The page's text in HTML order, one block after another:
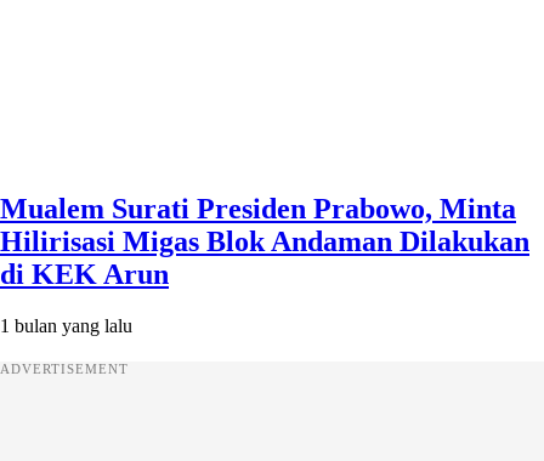
Mualem Surati Presiden Prabowo, Minta
Hilirisasi Migas Blok Andaman Dilakukan
di KEK Arun
1 bulan yang lalu
ADVERTISEMENT